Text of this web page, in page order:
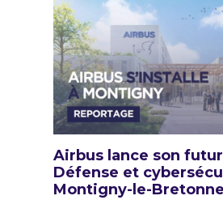
Airbus lance son
Défense et
Montigny-le-